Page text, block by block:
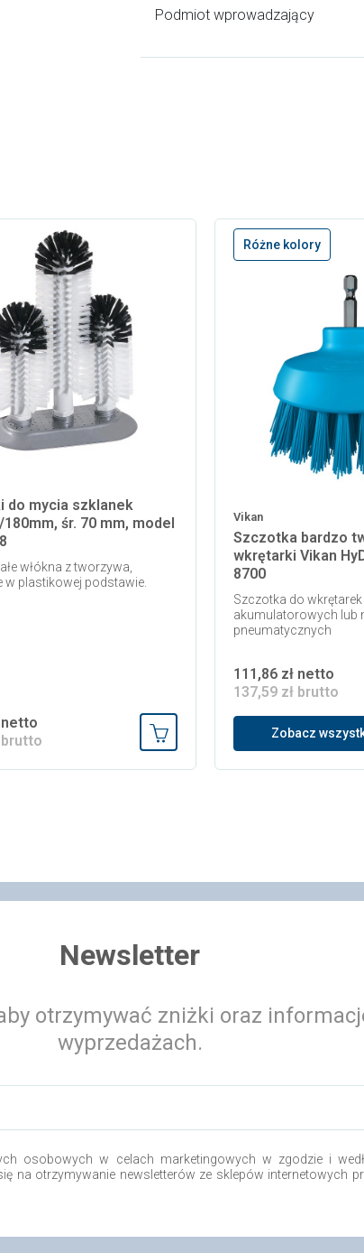
Podmiot wprowadzający
do mycia szklanek
śr. 70 mm, model
włókna z tworzywa,
w plastikowej podstawie.
netto
brutto
Różne kolory
Vikan
Szczotka bardzo
wkrętarki Vikan
8700
Szczotka do wkrętarek
akumulatorowych lub
pneumatycznych
111,86 zł netto
137,59 zł brutto
Zobacz
Newsletter
otrzymywać zniżki oraz
wyprzedażach.
osobowych w celach marketingowych w zgodzie i
na otrzymywanie newsletterów ze sklepów internetowych